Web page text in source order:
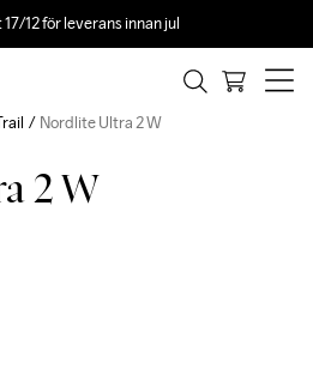
12 för leverans innan jul
2 W
Nordlite Ultra 2 W